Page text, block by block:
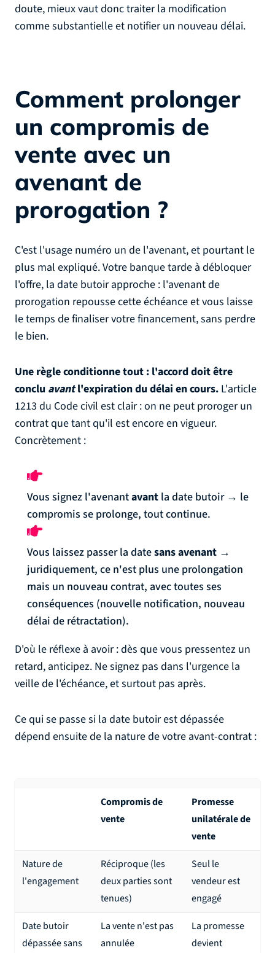
doute, mieux vaut donc traiter la modification
comme substantielle et notifier un nouveau délai.
Comment prolonger
un compromis de
vente avec un
avenant de
prorogation ?
C'est l'usage numéro un de l'avenant, et pourtant le
plus mal expliqué. Votre banque tarde à débloquer
l'offre, la date butoir approche : l'avenant de
prorogation repousse cette échéance et vous laisse
le temps de finaliser votre financement, sans perdre
le bien.
Une règle conditionne tout : l'accord doit être
conclu avantl'expiration du délai en cours. L'article
1213 du Code civil est clair : on ne peut proroger un
contrat que tant qu'il est encore en vigueur.
Concrètement :
Vous signez l'avenantavant la date butoir → le
compromis se prolonge, tout continue.
Vous laissez passer la datesans avenant →
juridiquement, ce n'est plus une prolongation
mais un nouveau contrat, avec toutes ses
conséquences (nouvelle notification, nouveau
délai de rétractation).
D'où le réflexe à avoir : dès que vous pressentez un
retard, anticipez. Ne signez pas dans l'urgence la
veille de l'échéance, et surtout pas après.
Ce qui se passe si la date butoir est dépassée
dépend ensuite de la nature de votre avant-contrat :
Compromis de
vente
Promesse
unilatérale de
vente
Nature de
l'engagement
Réciproque (les
deux parties sont
tenues)
Seul le
vendeur est
engagé
Date butoir
dépassée sans
La vente n'est pas
annulée
La promesse
devient